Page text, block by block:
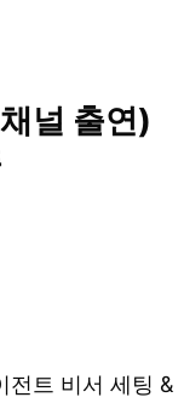
널 출연)
트 비서 세팅 &